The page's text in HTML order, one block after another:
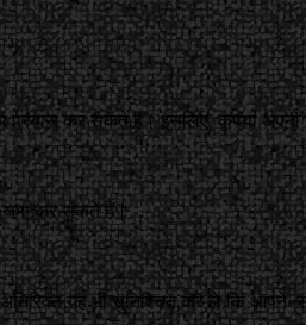
प्रयास कर सकते हैं। इसलिए, कृपया
जमा कर सकते हैं।
यह भी सुनिश्चित कर लें कि